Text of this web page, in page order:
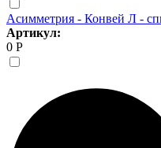
Асимметрия - Конвей Л -
Артикул:
0 Р